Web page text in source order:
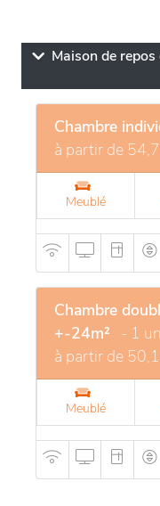
Maison de
Chambre
à partir de
Meublé
Chambre
+-24m² - 1
à partir de
Meublé